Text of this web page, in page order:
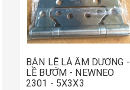
BẢN LỀ LÁ ÂM DƯƠNG -
LỀ BƯỚM - NEWNEO
2301 - 5X3X3